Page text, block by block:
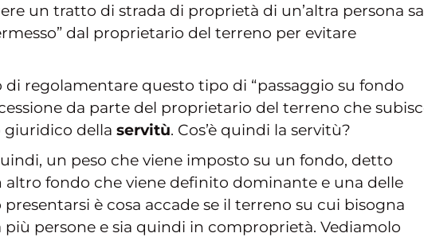
un tratto di strada di proprietà di un’altra persona
dal proprietario del terreno per evitare
di regolamentare questo tipo di “passaggio su fondo
da parte del proprietario del terreno che
giuridico della servitù. Cos’è quindi la servitù?
un peso che viene imposto su un fondo, detto
altro fondo che viene definito dominante e una delle
è cosa accade se il terreno su cui bisogna
persone e sia quindi in comproprietà. Vediamolo